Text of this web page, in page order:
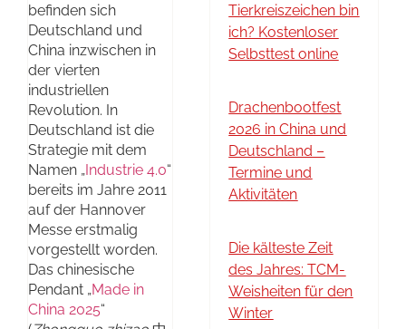
befinden sich
Deutschland und
China inzwischen in
der vierten
industriellen
Revolution. In
Deutschland ist die
Strategie mit dem
Namen „Industrie 4.0“
bereits im Jahre 2011
auf der Hannover
Messe erstmalig
vorgestellt worden.
Das chinesische
Pendant „Made in
China 2025“
Tierkreiszeichen bin
ich? Kostenloser
Selbsttest online
Drachenbootfest
2026 in China und
Deutschland –
Termine und
Aktivitäten
Die kälteste Zeit
des Jahres: TCM-
Weisheiten für den
Winter